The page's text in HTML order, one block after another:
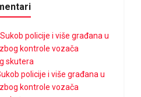
Sukob policije i više građana u
kontrole vozača
skutera
policije i više građana u
kontrole vozača